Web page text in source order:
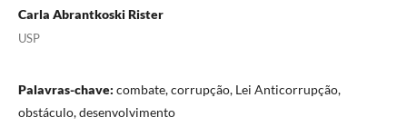
Carla Abrantkoski Rister
USP
Palavras-chave: combate, corrupção, Lei Anticorrupção,
obstáculo, desenvolvimento